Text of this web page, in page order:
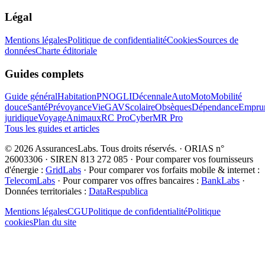
Légal
Mentions légalesPolitique de confidentialitéCookiesSources de
donnéesCharte éditoriale
Guides complets
Guide généralHabitationPNOGLIDécennaleAutoMotoMobilité
douceSantéPrévoyanceVieGAVScolaireObsèquesDépendance
juridiqueVoyageAnimauxRC ProCyberMR Pro
Tous les guides et articles
© 2026 AssurancesLabs. Tous droits réservés. · ORIAS n°
26003306 · SIREN 813 272 085 · Pour comparer vos fournisseurs
d'énergie : GridLabs · Pour comparer vos forfaits mobile & internet :
TelecomLabs · Pour comparer vos offres bancaires : BankLabs ·
Données territoriales : DataRespublica
Mentions légalesCGUPolitique de confidentialitéPolitique
cookiesPlan du site